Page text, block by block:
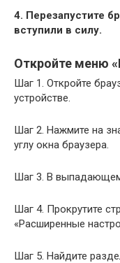
4. Перезапустите
вступили в силу.
Откройте меню
Шаг 1. Откройте
устройстве.
Шаг 2. Нажмите на
углу окна браузера.
Шаг 3. В выпадающем
Шаг 4. Прокрутите
«Расширенные
Шаг 5. Найдите